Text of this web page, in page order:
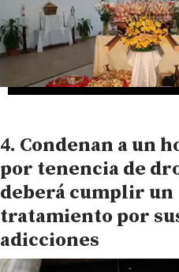
Condenan a un
por tenencia de
deberá cumplir un
tratamiento por
adicciones